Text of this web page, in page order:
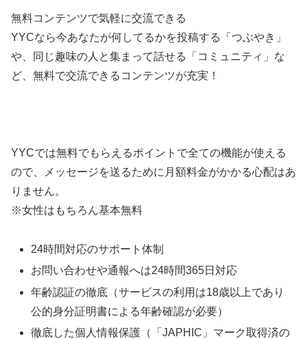
無料コンテンツで気軽に交流できる
YYCなら今あなたが何してるかを投稿する「つぶやき」
や、同じ趣味の人と集まって話せる「コミュニティ」な
ど、無料で交流できるコンテンツが充実！
YYCでは無料でもらえるポイントで全ての機能が使える
ので、メッセージを送るために月額料金がかかる心配はあ
りません。
※女性はもちろん基本無料
24時間対応のサポート体制
お問い合わせや通報へは24時間365日対応
年齢認証の徹底（サービスの利用は18歳以上であり
公的身分証明書による年齢確認が必要）
徹底した個人情報保護（「JAPHIC」マーク取得済の